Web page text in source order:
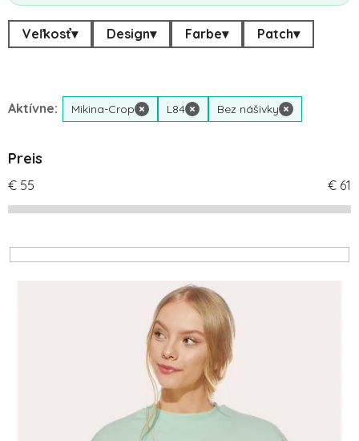
Veľkosť▾ Design▾ Farbe▾ Patch▾
Aktívne: Mikina-Crop × L84 × Bez nášivky ×
Preis
€ 55 € 61
Liste der Produkte